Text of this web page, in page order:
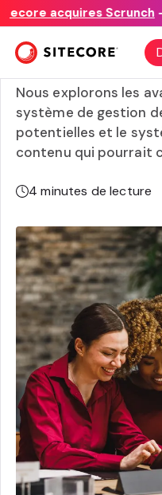
acquires Scrunch
Système de gestion de
gestion de contenu
Nous explorons les
système de gestion
potentielles et le
contenu qui pourrait
4 minutes de lecture